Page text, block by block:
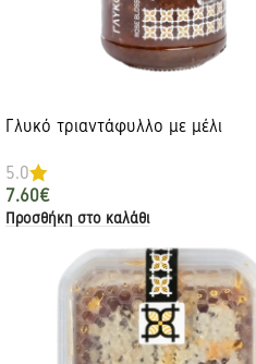
Γλυκό τριαντάφυλλο με μέλι
5.0
7.60€
Προσθήκη στο καλάθι